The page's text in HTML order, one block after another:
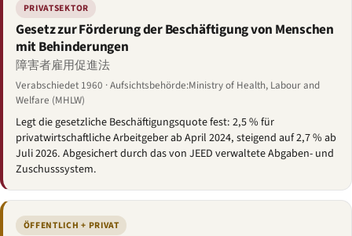
PRIVATSEKTOR
Gesetz zur Förderung der Beschäftigung von Menschen
mit Behinderungen
障害者雇用促進法
Verabschiedet 1960 · Aufsichtsbehörde:Ministry of Health, Labour and
Welfare (MHLW)
Legt die gesetzliche Beschäftigungsquote fest: 2,5 % für
privatwirtschaftliche Arbeitgeber ab April 2024, steigend auf 2,7 % ab
Juli 2026. Abgesichert durch das von JEED verwaltete Abgaben- und
Zuschusssystem.
ÖFFENTLICH + PRIVAT